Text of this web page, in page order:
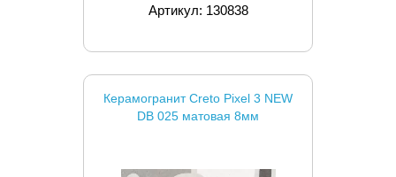
Артикул: 130838
Керамогранит Creto Pixel 3 NEW
DB 025 матовая 8мм